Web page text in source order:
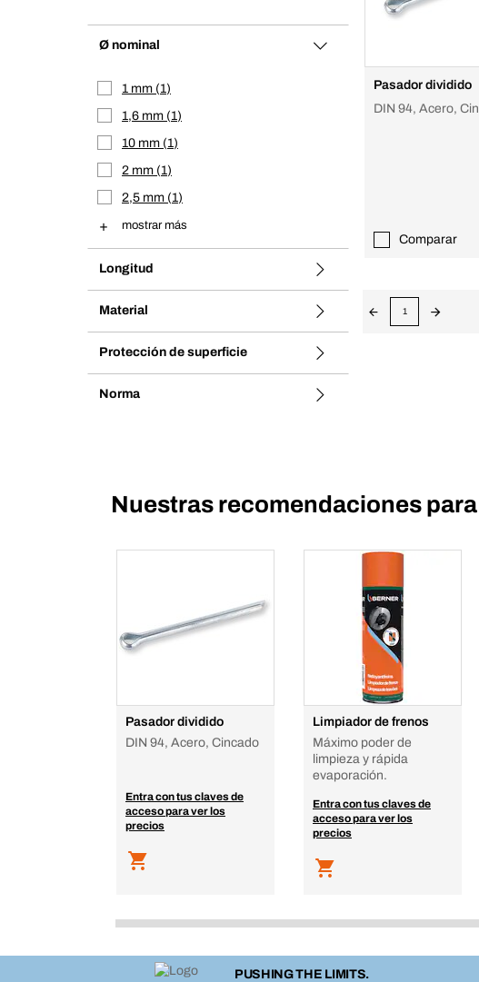
Ø nominal
1 mm 1
1,6 mm 1
10 mm 1
2 mm 1
2,5 mm 1
mostrar más
Longitud
Material
Protección de superficie
Norma
Pasador dividido
DIN 94, Acero,
Comparar
1
Nuestras recomendaciones
Pasador dividido
DIN 94, Acero, Cincado
Entra con tus claves de
acceso para ver los
precios
Limpiador de frenos
Máximo poder de
limpieza y rápida
evaporación.
Entra con tus claves de
acceso para ver los
precios
PUSHING THE LIMITS.